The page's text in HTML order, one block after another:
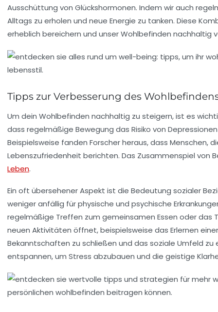
Ausschüttung von Glückshormonen. Indem wir auch
Alltags zu erholen und neue Energie zu tanken. Diese
erheblich bereichern und unser Wohlbefinden nachhaltig
Tipps zur Verbesserung des
Um dein Wohlbefinden nachhaltig zu steigern, ist es
dass regelmäßige Bewegung das Risiko von
Beispielsweise fanden Forscher heraus, dass
Lebenszufriedenheit berichten. Das Zusammenspiel von
Leben.
Ein oft übersehener Aspekt ist die Bedeutung sozialer
weniger anfällig für physische und psychische
regelmäßige Treffen zum gemeinsamen Essen oder das
neuen Aktivitäten öffnet, beispielsweise das Erlernen
Bekanntschaften zu schließen und das soziale Umfeld
entspannen, um Stress abzubauen und die geistige